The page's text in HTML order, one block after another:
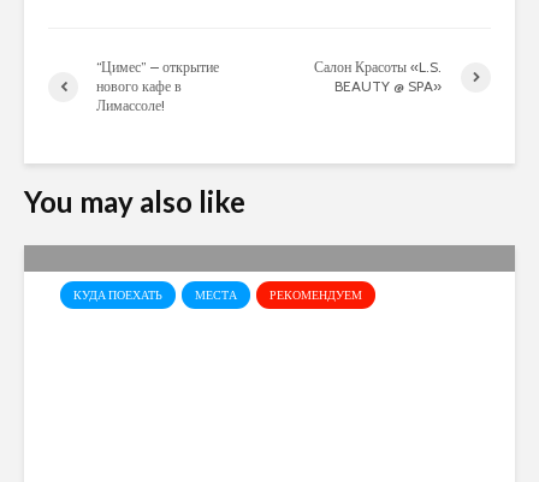
“Цимес” – открытие
нового кафе в
Лимассоле!
Салон Красоты «L.S.
BEAUTY @ SPA»
You may also like
КУДА ПОЕХАТЬ МЕСТА РЕКОМЕНДУЕМ